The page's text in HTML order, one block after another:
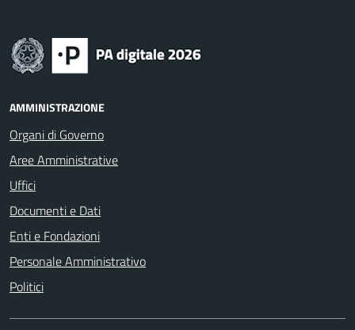
AMMINISTRAZIONE
Organi di Governo
Aree Amministrative
Uffici
Documenti e Dati
Enti e Fondazioni
Personale Amministrativo
Politici